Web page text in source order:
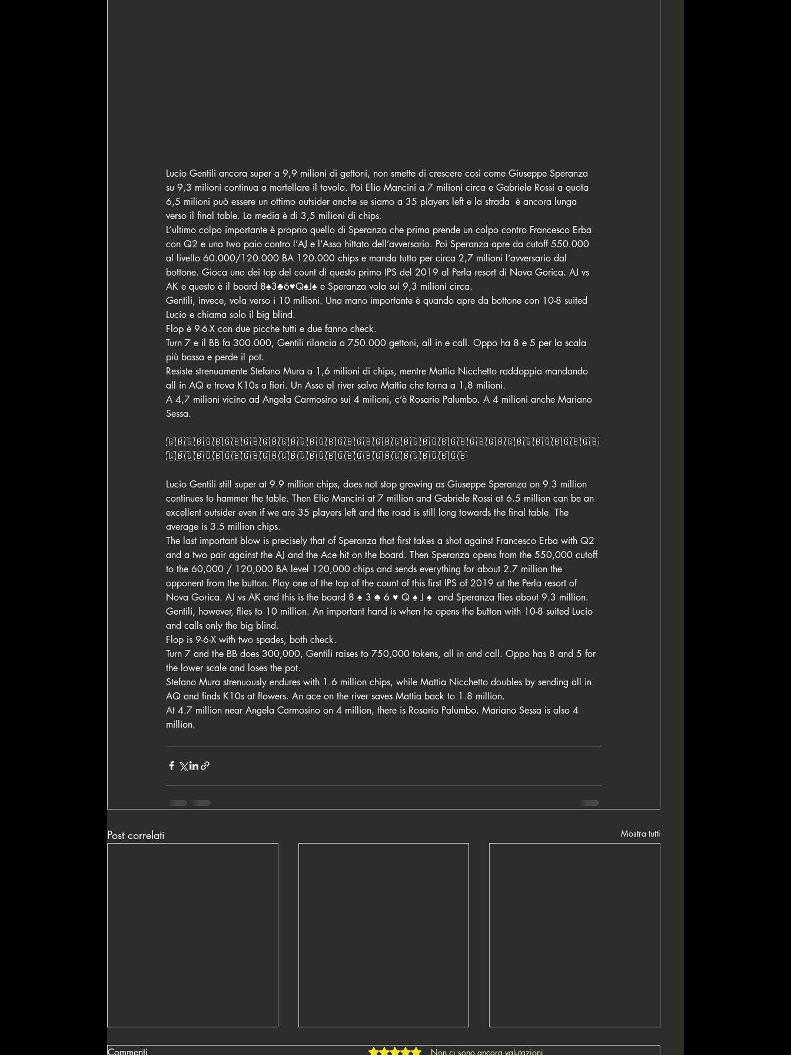
Lucio Gentili ancora super a 9,9 milioni di gettoni, non smette di crescere così come Giuseppe Speranza
su 9,3 milioni continua a martellare il tavolo. Poi Elio Mancini a 7 milioni circa e Gabriele Rossi a quota
6,5 milioni può essere un ottimo outsider anche se siamo a 35 players left e la strada  è ancora lunga
verso il final table. La media è di 3,5 milioni di chips.
L’ultimo colpo importante è proprio quello di Speranza che prima prende un colpo contro Francesco Erba
con Q2 e una two paio contro l’AJ e l’Asso hittato dell’avversario. Poi Speranza apre da cutoff 550.000
al livello 60.000/120.000 BA 120.000 chips e manda tutto per circa 2,7 milioni l’avversario dal
bottone. Gioca uno dei top del count di questo primo IPS del 2019 al Perla resort di Nova Gorica. AJ vs
AK e questo è il board 8♠️3♣️6♥️Q♠️J♠️ e Speranza vola sui 9,3 milioni circa.
Gentili, invece, vola verso i 10 milioni. Una mano importante è quando apre da bottone con 10-8 suited
Lucio e chiama solo il big blind.
Flop è 9-6-X con due picche tutti e due fanno check.
Turn 7 e il BB fa 300.000, Gentili rilancia a 750.000 gettoni, all in e call. Oppo ha 8 e 5 per la scala
più bassa e perde il pot.
Resiste strenuamente Stefano Mura a 1,6 milioni di chips, mentre Mattia Nicchetto raddoppia mandando
all in AQ e trova K10s a fiori. Un Asso al river salva Mattia che torna a 1,8 milioni.
A 4,7 milioni vicino ad Angela Carmosino sui 4 milioni, c’è Rosario Palumbo. A 4 milioni anche Mariano
Sessa.
🇬🇧🇬🇧🇬🇧🇬🇧🇬🇧🇬🇧🇬🇧🇬🇧🇬🇧🇬🇧🇬🇧🇬🇧🇬🇧🇬🇧🇬🇧🇬🇧🇬🇧🇬🇧🇬🇧🇬🇧🇬🇧🇬🇧🇬🇧
🇬🇧🇬🇧🇬🇧🇬🇧🇬🇧🇬🇧🇬🇧🇬🇧🇬🇧🇬🇧🇬🇧🇬🇧🇬🇧🇬🇧🇬🇧🇬🇧
Lucio Gentili still super at 9.9 million chips, does not stop growing as Giuseppe Speranza on 9.3 million
continues to hammer the table. Then Elio Mancini at 7 million and Gabriele Rossi at 6.5 million can be an
excellent outsider even if we are 35 players left and the road is still long towards the final table. The
average is 3.5 million chips.
The last important blow is precisely that of Speranza that first takes a shot against Francesco Erba with Q2
and a two pair against the AJ and the Ace hit on the board. Then Speranza opens from the 550,000 cutoff
to the 60,000 / 120,000 BA level 120,000 chips and sends everything for about 2.7 million the
opponent from the button. Play one of the top of the count of this first IPS of 2019 at the Perla resort of
Nova Gorica. AJ vs AK and this is the board 8 ♠ ️3 ♣ ️6 ♥ ️Q ♠ ️J ♠ ️ and Speranza flies about 9.3 million.
Gentili, however, flies to 10 million. An important hand is when he opens the button with 10-8 suited Lucio
and calls only the big blind.
Flop is 9-6-X with two spades, both check.
Turn 7 and the BB does 300,000, Gentili raises to 750,000 tokens, all in and call. Oppo has 8 and 5 for
the lower scale and loses the pot.
Stefano Mura strenuously endures with 1.6 million chips, while Mattia Nicchetto doubles by sending all in
AQ and finds K10s at flowers. An ace on the river saves Mattia back to 1.8 million.
At 4.7 million near Angela Carmosino on 4 million, there is Rosario Palumbo. Mariano Sessa is also 4
million.
Post correlati Mostra tutti
Commenti Valutazione 0 stelle su 5.Non ci sono ancora valutazioni